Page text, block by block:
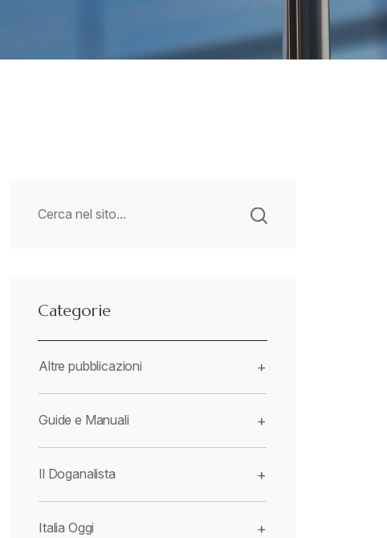
Categorie
Altre pubblicazioni +
Guide e Manuali +
Il Doganalista +
Italia Oggi +